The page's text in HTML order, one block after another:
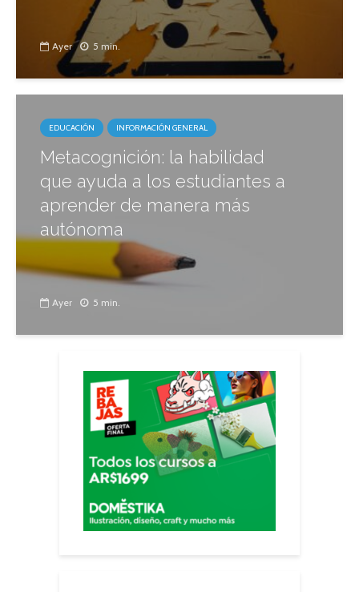
Ayer 5 min.
EDUCACIÓN INFORMACIÓN GENERAL
Metacognición: la habilidad
que ayuda a los estudiantes a
aprender de manera más
autónoma
Ayer 5 min.